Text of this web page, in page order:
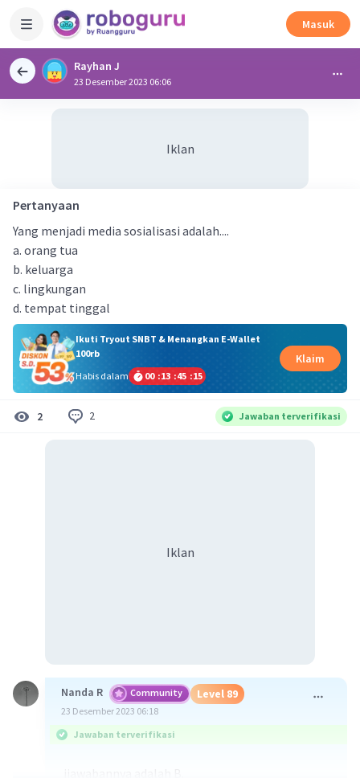
Masuk
Rayhan J
23 Desember 2023 06:06
Iklan
Pertanyaan
Yang menjadi media sosialisasi adalah....
a. orang tua
b. keluarga
c. lingkungan
d. tempat tinggal
Ikuti Tryout SNBT & Menangkan E-Wallet
100rb
Habis dalam
00 :13 :45 :14
Klaim
2 2 Jawaban terverifikasi
Iklan
Nanda R Community Level 89
23 Desember 2023 06:18
Jawaban terverifikasi